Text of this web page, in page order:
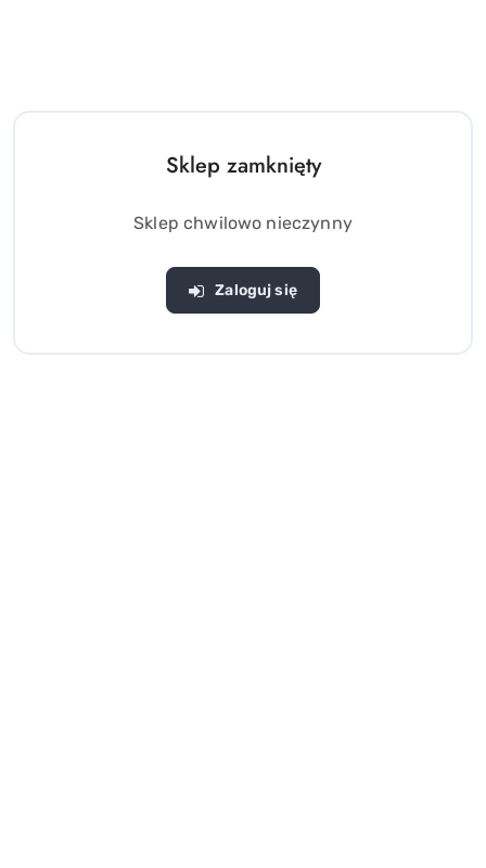
Sklep zamknięty
Sklep chwilowo nieczynny
Zaloguj się